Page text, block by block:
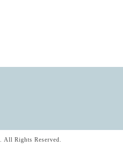
. All Rights Reserved.